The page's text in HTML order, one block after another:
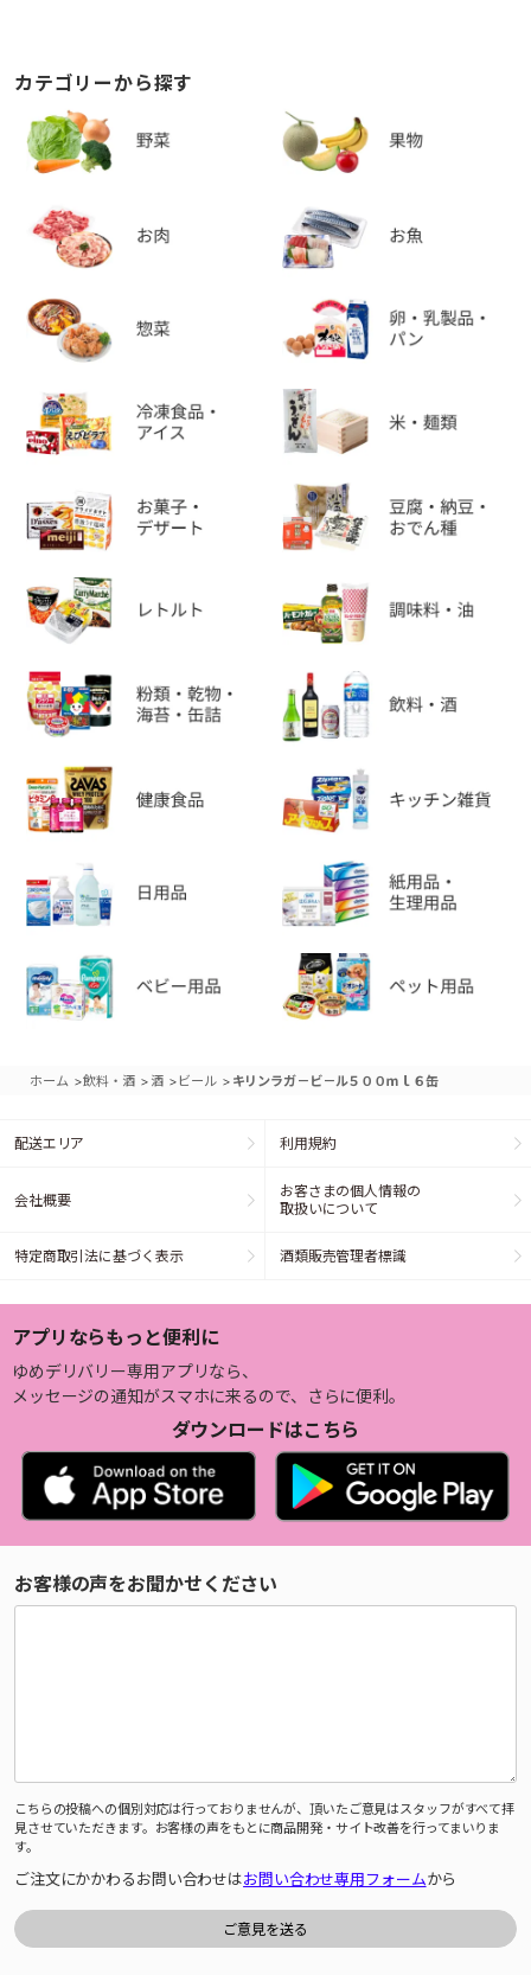
カテゴリーから探す
ホーム >飲料・酒 > 酒 > ビール > キリンラガ－ビ－ル５００ｍｌ６缶
配送エリア 利用規約
会社概要
お客さまの個人情報の
取扱いについて
特定商取引法に基づく表示 酒類販売管理者標識
アプリならもっと便利に
ゆめデリバリー専用アプリなら、
メッセージの通知がスマホに来るので、さらに便利。
ダウンロードはこちら
お客様の声をお聞かせください
こちらの投稿への個別対応は行っておりませんが、頂いたご意見はスタッフがすべて拝
見させていただきます。お客様の声をもとに商品開発・サイト改善を行ってまいりま
す。
ご注文にかかわるお問い合わせはお問い合わせ専用フォームから